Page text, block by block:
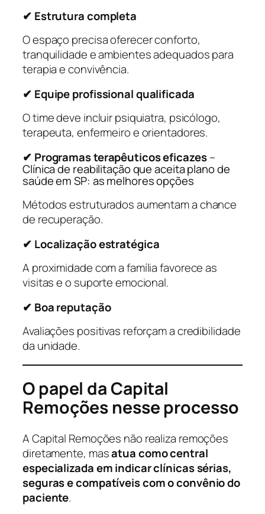
✔ Estrutura completa
O espaço precisa oferecer conforto,
tranquilidade e ambientes adequados para
terapia e convivência.
✔ Equipe profissional qualificada
O time deve incluir psiquiatra, psicólogo,
terapeuta, enfermeiro e orientadores.
✔ Programas terapêuticos eficazes–
Clínica de reabilitação que aceita plano de
saúde em SP: as melhores opções
Métodos estruturados aumentam a chance
de recuperação.
✔ Localização estratégica
A proximidade com a família favorece as
visitas e o suporte emocional.
✔ Boa reputação
Avaliações positivas reforçam a credibilidade
da unidade.
O papel da Capital
Remoções nesse processo
A Capital Remoções não realiza remoções
diretamente, masatua como central
especializada em indicar clínicas sérias,
seguras e compatíveis com o convênio do
paciente.